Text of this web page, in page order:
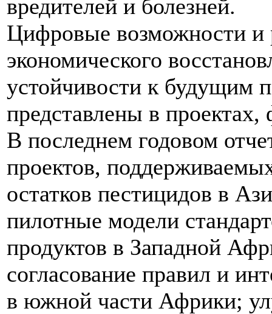
вредителей и болезней.
Цифровые возможности и
экономического
устойчивости к будущим
представлены в
В последнем годовом
проектов,
остатков пестицидов в
пилотные модели
продуктов в Западной
согласование правил и
в южной части Африки;